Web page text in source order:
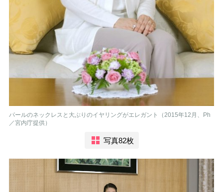
パールのネックレスと大ぶりのイヤリングがエレガント（2015年12月、Ph
／宮内庁提供）
写真82枚